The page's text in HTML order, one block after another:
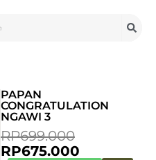
PAPAN
CONGRATULATION
NGAWI 3
RP699.000
RP675.000